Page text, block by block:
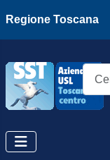
Regione Toscana
Cerca